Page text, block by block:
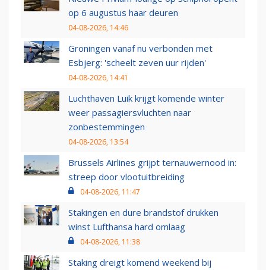
op 6 augustus haar deuren
04-08-2026, 14:46
Groningen vanaf nu verbonden met
Esbjerg: 'scheelt zeven uur rijden'
04-08-2026, 14:41
Luchthaven Luik krijgt komende winter
weer passagiersvluchten naar
zonbestemmingen
04-08-2026, 13:54
Brussels Airlines grijpt ternauwernood in:
streep door vlootuitbreiding
04-08-2026, 11:47
Stakingen en dure brandstof drukken
winst Lufthansa hard omlaag
04-08-2026, 11:38
Staking dreigt komend weekend bij